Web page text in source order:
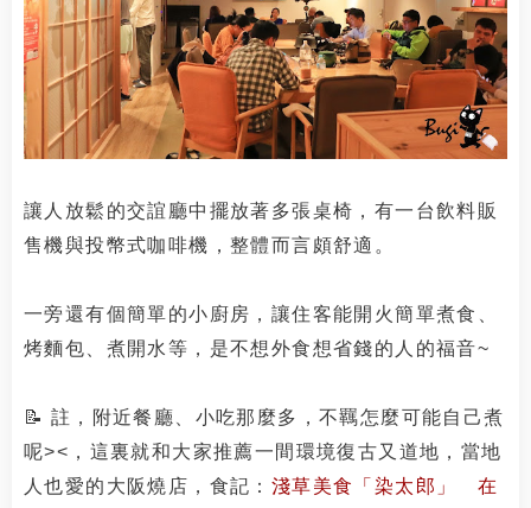
讓人放鬆的交誼廳中擺放著多張桌椅，有一台飲料販
售機與投幣式咖啡機，整體而言頗舒適。
一旁還有個簡單的小廚房，讓住客能開火簡單煮食、
烤麵包、煮開水等，是不想外食想省錢的人的福音~
📝 註，附近餐廳、小吃那麼多，不羈怎麼可能自己煮
呢><，這裏就和大家推薦一間環境復古又道地，當地
人也愛的大阪燒店，食記： 淺草美食「染太郎」 在